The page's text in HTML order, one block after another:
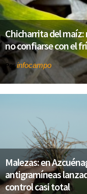
Chicharrita del
no confiarse con el
Porinfocampo
Malezas: en
antigramíneas
control casi total